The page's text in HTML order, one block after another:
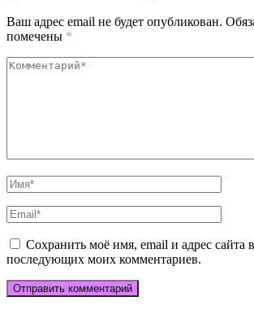
Ваш адрес email не будет опубликован.
помечены *
Сохранить моё имя, email и адрес сайта
последующих моих комментариев.